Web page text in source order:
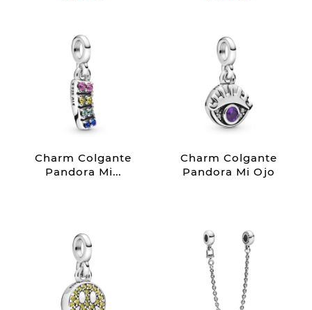
Charm Colgante
Pandora Mi...
Charm Colgante
Pandora Mi Ojo